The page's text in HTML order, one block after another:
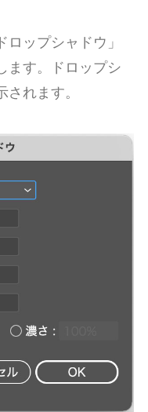
ロップシャドウ」
ます。ドロップシ
れます。